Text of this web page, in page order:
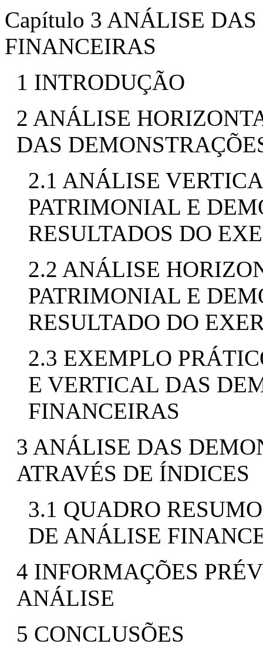
Capítulo 3 ANÁLISE
FINANCEIRAS
1 INTRODUÇÃO
2 ANÁLISE
DAS
2.1 ANÁLISE
PATRIMONIAL E
RESULTADOS DO
2.2 ANÁLISE
PATRIMONIAL E
RESULTADO DO
2.3 EXEMPLO
E VERTICAL DAS
FINANCEIRAS
3 ANÁLISE DAS
ATRAVÉS DE ÍNDICES
3.1 QUADRO
DE ANÁLISE
4 INFORMAÇÕES
ANÁLISE
5 CONCLUSÕES